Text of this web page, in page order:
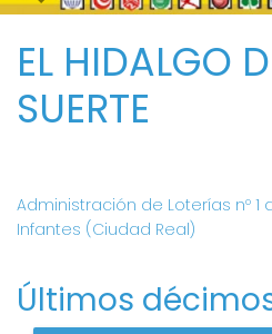
EL HIDALGO
SUERTE
Administración de Loterías nº 1
Infantes (Ciudad Real)
Últimos